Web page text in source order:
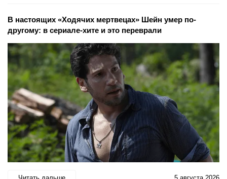
В настоящих «Ходячих мертвецах» Шейн умер по-
другому: в сериале-хите и это переврали